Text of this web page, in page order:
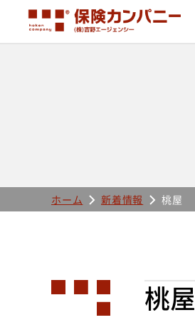
ホーム 新着情報 桃屋
桃屋